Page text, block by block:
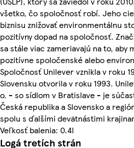
všetko, čo spoločnosť robí. Jeho
biznisu znižovať environmentálnu
pozitívny dopad na spoločnosť.
sa stále viac zameriavajú na to, aby
pozitívne spoločenské alebo
Spoločnosť Unilever vznikla v roku
Slovensku otvorila v roku 1993.
o. - so sídlom v Bratislave - je
Česká republika a Slovensko a
spolu s ďalšími devätnástimi
Veľkosť balenia: 0.4l
Logá tretích strán